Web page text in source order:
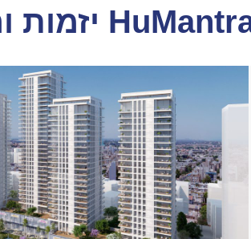
HuMantra יזמות והשקעות